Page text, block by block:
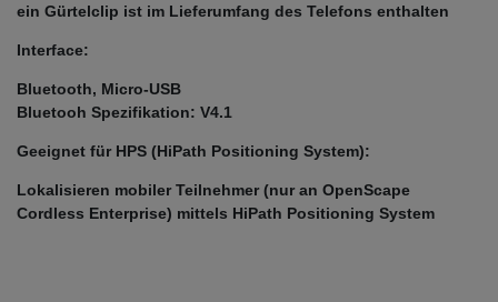
ein Gürtelclip ist im Lieferumfang des Telefons enthalten
Interface:
Bluetooth, Micro-USB
Bluetooh Spezifikation: V4.1
Geeignet für HPS (HiPath Positioning System):
Lokalisieren mobiler Teilnehmer (nur an OpenScape
Cordless Enterprise) mittels HiPath Positioning System